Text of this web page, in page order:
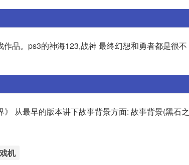
品。ps3的神海123,战神 最终幻想和勇者都是很不
从最早的版本讲下故事背景方面: 故事背景(黑石之
机